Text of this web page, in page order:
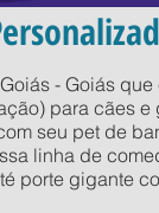
- Goiás
para cães
seu pet de
linha de
porte gigante